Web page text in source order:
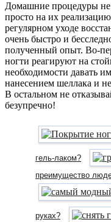
Домашние процедуры
просто на их
регулярном уходе
очень быстро и
полученный опыт. Во-
ногти реагируют на
необходимости давать
нанесением шеллака и
В остальном не
безупречно!
гель-лаком?
преимущество
руках?